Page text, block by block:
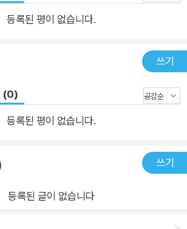
등록된 평이 없습니다.
쓰기
(0)
등록된 평이 없습니다.
쓰기
등록된 글이 없습니다